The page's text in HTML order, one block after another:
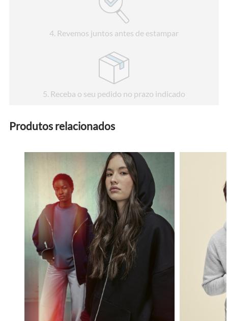
4. Revemos juntos antes de estampar
5. Receba o seu pedido no prazo indicado
Produtos relacionados